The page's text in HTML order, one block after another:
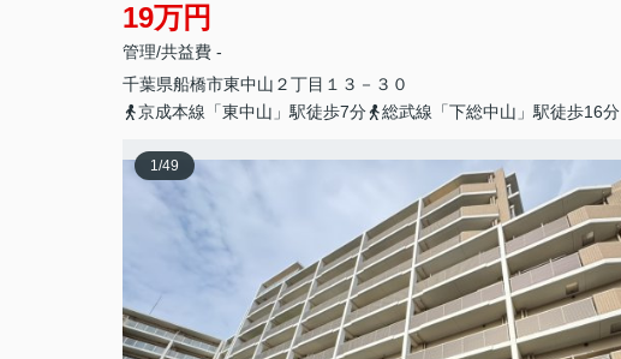
19万円
管理/共益費 -
千葉県船橋市東中山 ２丁目１３－３０
京成本線「東中山」駅徒歩7分
総武線「下総中山」駅徒歩16分
1/49